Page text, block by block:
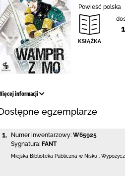
Powieść polska
informacji
egzemplarze
1. Numer inwentarzowy: W65925
Sygnatura: FANT
Miejska Biblioteka Publiczna w Nisku